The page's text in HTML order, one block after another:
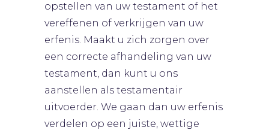
opstellen van uw testament of het
vereffenen of verkrijgen van uw
erfenis. Maakt u zich zorgen over
een correcte afhandeling van uw
testament, dan kunt u ons
aanstellen als testamentair
uitvoerder. We gaan dan uw erfenis
verdelen op een juiste, wettige